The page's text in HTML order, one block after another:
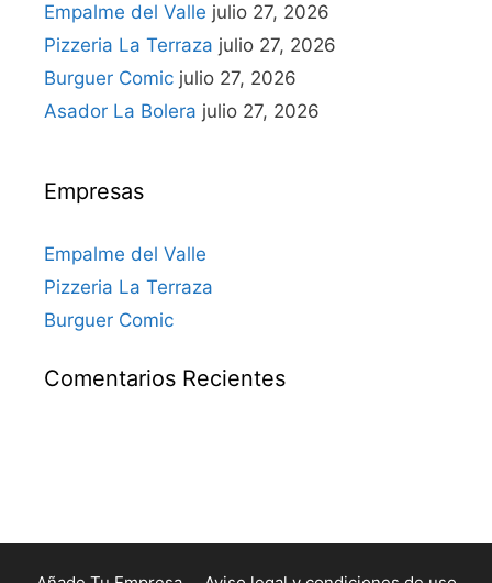
Empalme del Valle julio 27, 2026
Pizzeria La Terraza julio 27, 2026
Burguer Comic julio 27, 2026
Asador La Bolera julio 27, 2026
Empresas
Empalme del Valle
Pizzeria La Terraza
Burguer Comic
Comentarios Recientes